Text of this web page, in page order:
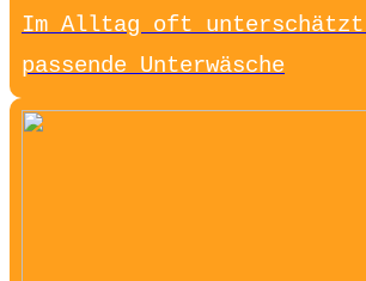
Im Alltag oft
passende Unterwäsche